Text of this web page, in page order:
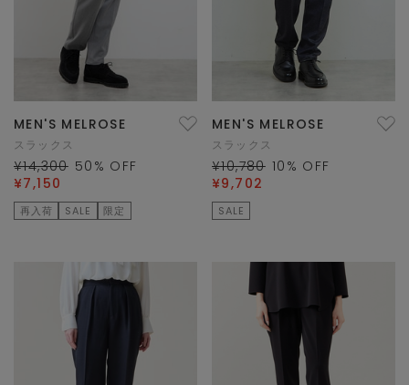
MEN'S MELROSE
スラックス
¥14,300 50 % OFF
¥7,150
再入荷 SALE 限定
MEN'S MELROSE
スラックス
¥10,780 10 % OFF
¥9,702
SALE